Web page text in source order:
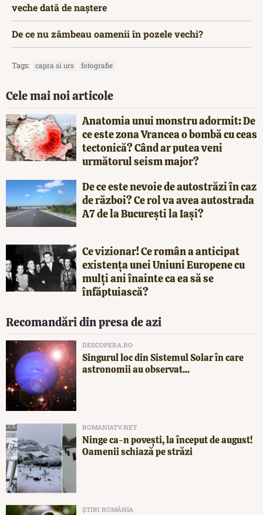
veche dată de naștere
De ce nu zâmbeau oamenii în pozele vechi?
Tags: capra si urs fotografie
Cele mai noi articole
Anatomia unui monstru adormit: De
ce este zona Vrancea o bombă cu ceas
tectonică? Când ar putea veni
următorul seism major?
De ce este nevoie de autostrăzi în caz
de război? Ce rol va avea autostrada
A7 de la București la Iași?
Ce vizionar! Ce român a anticipat
existența unei Uniuni Europene cu
mulți ani înainte ca ea să se
înfăptuiască?
Recomandări din presa de azi
DESCOPERA.RO
Singurul loc din Sistemul Solar în care
astronomii au observat...
ROMANIATV.NET
Ninge ca-n povești, la început de august!
Oamenii schiază pe străzi
ȘTIRI ROMÂNIA